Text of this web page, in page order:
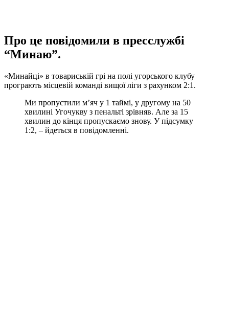
Про це повідомили в пресслужбі
“Минаю”.
«Минайці» в товариській грі на полі угорського клубу
програють місцевій команді вищої ліги з рахунком 2:1.
Ми пропустили м’яч у 1 таймі, у другому на 50
хвилині Угочукву з пенальті зрівняв. Але за 15
хвилин до кінця пропускаємо знову. У підсумку
1:2, – йдеться в повідомленні.